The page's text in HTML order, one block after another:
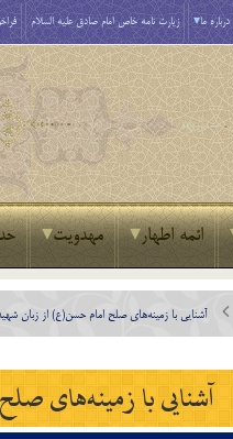
درباره ما زیارت نامه خاص امام صادق علیه السلام
ائمه اطهار مهدویت
آشنایی با زمینه‌های صلح امام حسن(ع) از زبان
آشنایی با زمینه‌های